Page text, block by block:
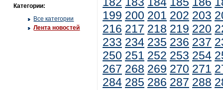
Категории:
Все категории
Лента новостей
199 200 201 202 203
216 217 218 219 220
233 234 235 236 237
250 251 252 253 254
267 268 269 270 271
284 285 286 287 288